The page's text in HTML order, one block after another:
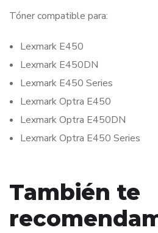
Tóner compatible para:
Lexmark E450
Lexmark E450DN
Lexmark E450 Series
Lexmark Optra E450
Lexmark Optra E450DN
Lexmark Optra E450 Series
También te